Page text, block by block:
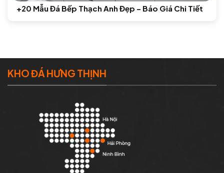
+20 Mẫu Đá Bếp Thạch Anh Đẹp – Báo Giá Chi Tiết
KHO ĐÁ HƯNG THỊNH